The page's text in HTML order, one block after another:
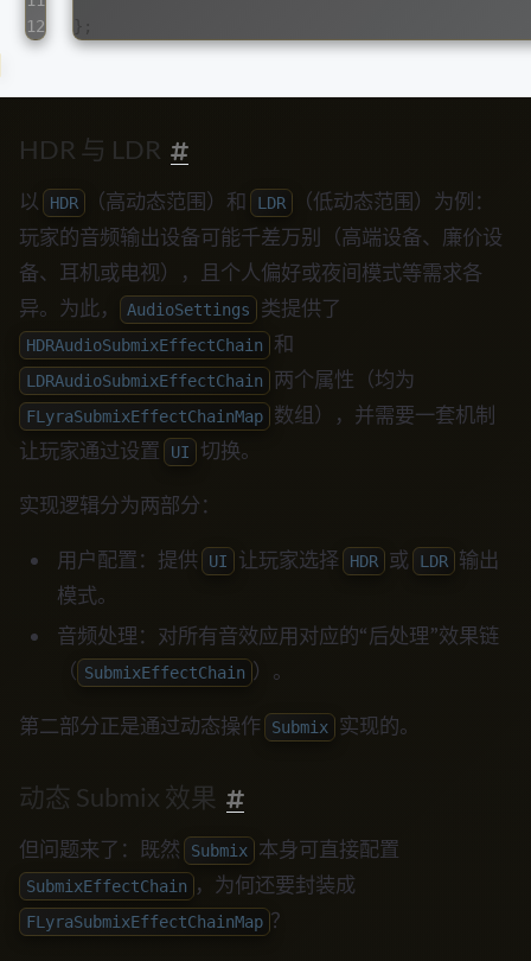
};
HDR 与 LDR
以 HDR （高动态范围）和 LDR
（低动态范围）为例：
玩家的音频输出设备可能千差万别（高端设备、廉价设
备、耳机或电视），且个人偏好或夜间模式等需求各
异。为此，
AudioSettings 类提供了
HDRAudioSubmixEffectChain 和
LDRAudioSubmixEffectChain 两个属性（均为
FLyraSubmixEffectChainMap
数组），并需要一套机制
让玩家通过设置
UI 切换。
实现逻辑分为两部分：
用户配置：提供 UI 让玩家选择 HDR 或 LDR
输出
模式。
音频处理：对所有音效应用对应的“后处理”效果链
（ SubmixEffectChain ）。
第二部分正是通过动态操作 Submix 实现的。
动态 Submix 效果
但问题来了：既然 Submix 本身可直接配置
SubmixEffectChain ，为何还要封装成
FLyraSubmixEffectChainMap ？